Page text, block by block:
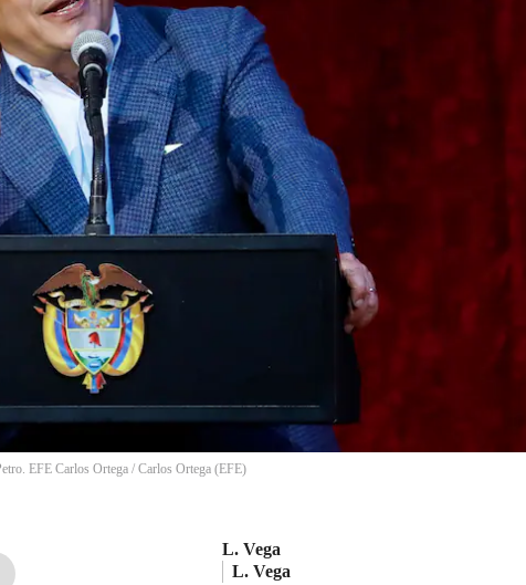
EFE Carlos Ortega / Carlos Ortega (EFE)
L. Vega
L. Vega